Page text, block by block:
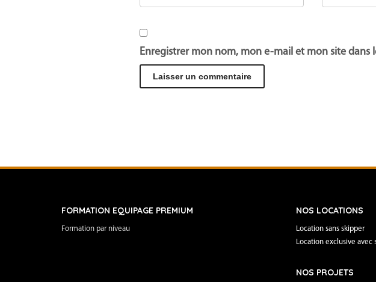
Enregistrer mon nom, mon e-mail et mon site
FORMATION EQUIPAGE PREMIUM
Formation par niveau
NOS LOCATIONS
Location sans skipper
Location exclusive avec
NOS PROJETS